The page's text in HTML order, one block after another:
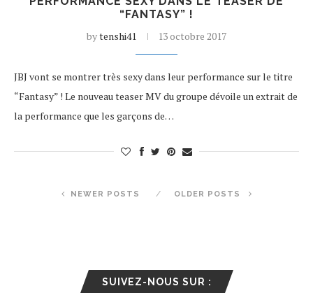
“FANTASY” !
bytenshi41 13 octobre 2017
JBJ vont se montrer très sexy dans leur performance sur le titre
“Fantasy” ! Le nouveau teaser MV du groupe dévoile un extrait de
la performance que les garçons de…
NEWER POSTS OLDER POSTS
SUIVEZ-NOUS SUR :